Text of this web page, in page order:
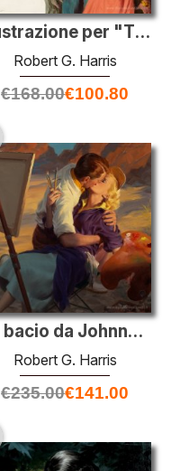
Illustrazione per "The Cabin", la rivista Redbook
Robert G. Harris
€168.00€100.80
Un bacio da Johnny, Magazine illustrazione di McCall
Robert G. Harris
€235.00€141.00